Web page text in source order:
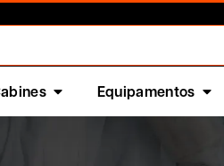
Equipamentos